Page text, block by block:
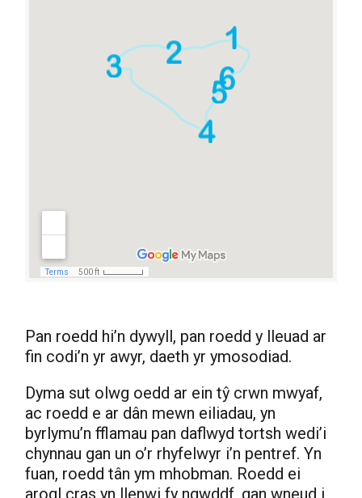
Pan roedd hi’n dywyll, pan roedd y lleuad ar
fin codi’n yr awyr, daeth yr ymosodiad.
Dyma sut olwg oedd ar ein tŷ crwn mwyaf,
ac roedd e ar dân mewn eiliadau, yn
byrlymu’n fflamau pan daflwyd tortsh wedi’i
chynnau gan un o’r rhyfelwyr i’n pentref. Yn
fuan, roedd tân ym mhobman. Roedd ei
arogl cras yn llenwi fy ngwddf, gan wneud i